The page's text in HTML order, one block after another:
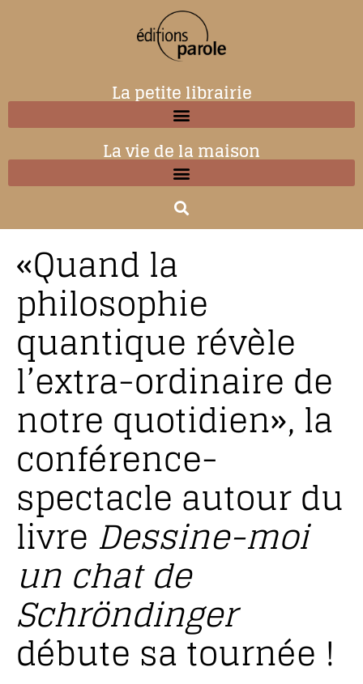
La petite librairie
La vie de la maison
«Quand la
philosophie
quantique révèle
l’extra-ordinaire de
notre quotidien», la
conférence-
spectacle autour du
livre Dessine-moi
un chat de
Schröndinger
débute sa tournée !